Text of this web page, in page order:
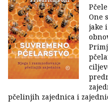
One
jake
pčelinjih zajednica i